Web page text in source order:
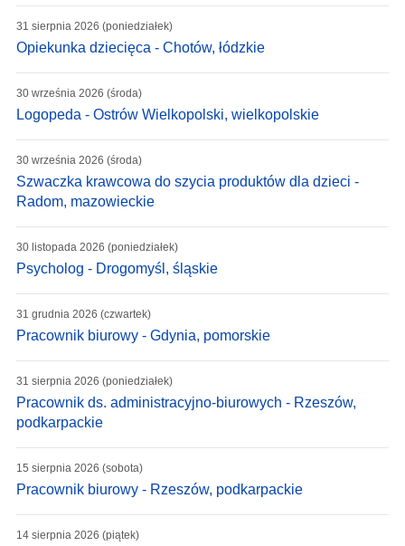
31 sierpnia 2026 (poniedziałek)
Opiekunka dziecięca - Chotów, łódzkie
30 września 2026 (środa)
Logopeda - Ostrów Wielkopolski, wielkopolskie
30 września 2026 (środa)
Szwaczka krawcowa do szycia produktów dla dzieci -
Radom, mazowieckie
30 listopada 2026 (poniedziałek)
Psycholog - Drogomyśl, śląskie
31 grudnia 2026 (czwartek)
Pracownik biurowy - Gdynia, pomorskie
31 sierpnia 2026 (poniedziałek)
Pracownik ds. administracyjno-biurowych - Rzeszów,
podkarpackie
15 sierpnia 2026 (sobota)
Pracownik biurowy - Rzeszów, podkarpackie
14 sierpnia 2026 (piątek)